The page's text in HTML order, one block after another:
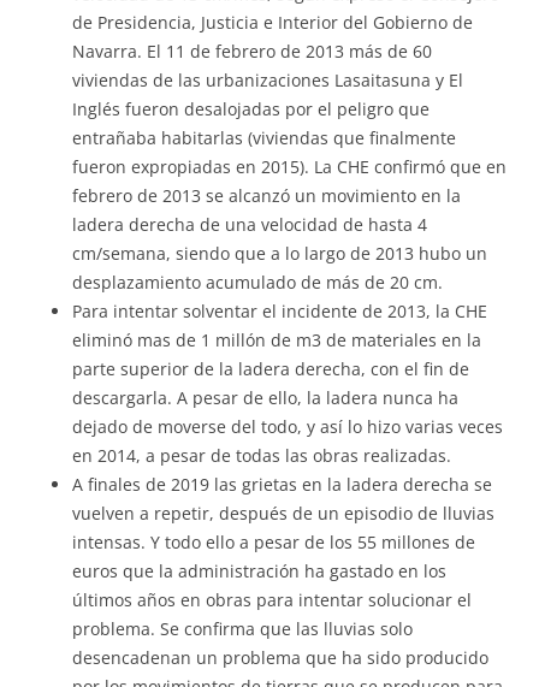
de Presidencia, Justicia e Interior del Gobierno de
Navarra. El 11 de febrero de 2013 más de 60
viviendas de las urbanizaciones Lasaitasuna y El
Inglés fueron desalojadas por el peligro que
entrañaba habitarlas (viviendas que finalmente
fueron expropiadas en 2015). La CHE confirmó que en
febrero de 2013 se alcanzó un movimiento en la
ladera derecha de una velocidad de hasta 4
cm/semana, siendo que a lo largo de 2013 hubo un
desplazamiento acumulado de más de 20 cm.
Para intentar solventar el incidente de 2013, la CHE
eliminó mas de 1 millón de m3 de materiales en la
parte superior de la ladera derecha, con el fin de
descargarla. A pesar de ello, la ladera nunca ha
dejado de moverse del todo, y así lo hizo varias veces
en 2014, a pesar de todas las obras realizadas.
A finales de 2019 las grietas en la ladera derecha se
vuelven a repetir, después de un episodio de lluvias
intensas. Y todo ello a pesar de los 55 millones de
euros que la administración ha gastado en los
últimos años en obras para intentar solucionar el
problema. Se confirma que las lluvias solo
desencadenan un problema que ha sido producido